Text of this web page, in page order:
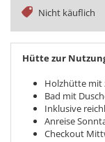
Nicht käuflich
tag
Hütte zur
Holzhütte mit
Bad mit
Inklusive
Anreise
Checkout